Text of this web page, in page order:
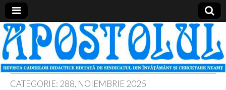
Apostolul
Revista
cadrelor
didactice
din
judetul
Neamt
CATEGORIE: 288, NOIEMBRIE 2025